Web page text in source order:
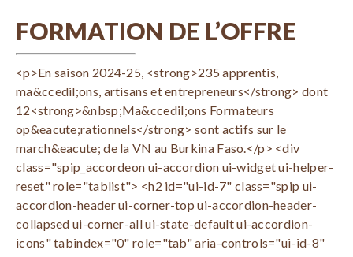
FORMATION DE L’OFFRE
<p>En saison 2024-25, <strong>235 apprentis,
ma&ccedil;ons, artisans et entrepreneurs</strong> dont
12<strong>&nbsp;Ma&ccedil;ons Formateurs
op&eacute;rationnels</strong> sont actifs sur le
march&eacute; de la VN au Burkina Faso.</p> <div
class="spip_accordeon ui-accordion ui-widget ui-helper-
reset" role="tablist"> <h2 id="ui-id-7" class="spip ui-
accordion-header ui-corner-top ui-accordion-header-
collapsed ui-corner-all ui-state-default ui-accordion-
icons" tabindex="0" role="tab" aria-controls="ui-id-8"